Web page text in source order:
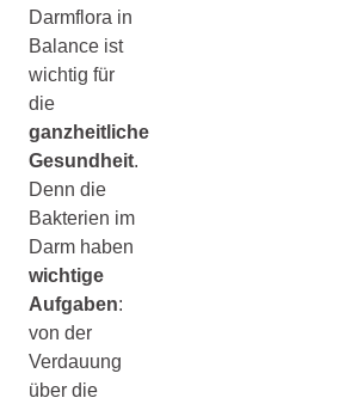
Darmflora in
Balance ist
wichtig für
die
ganzheitliche
Gesundheit.
Denn die
Bakterien im
Darm haben
wichtige
Aufgaben:
von der
Verdauung
über die